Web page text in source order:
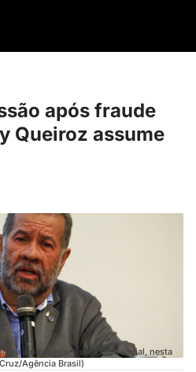
após fraude
Queiroz assume
a decisão em uma rede social, nesta
Agência Brasil)